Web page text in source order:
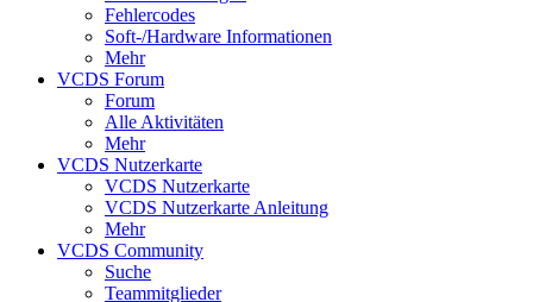
Fehlercodes
Soft-/Hardware Informationen
Mehr
VCDS Forum
Forum
Alle Aktivitäten
Mehr
VCDS Nutzerkarte
VCDS Nutzerkarte
VCDS Nutzerkarte Anleitung
Mehr
VCDS Community
Suche
Teammitglieder